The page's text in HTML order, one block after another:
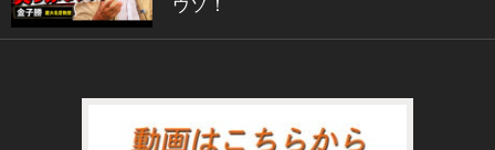
ウソ！